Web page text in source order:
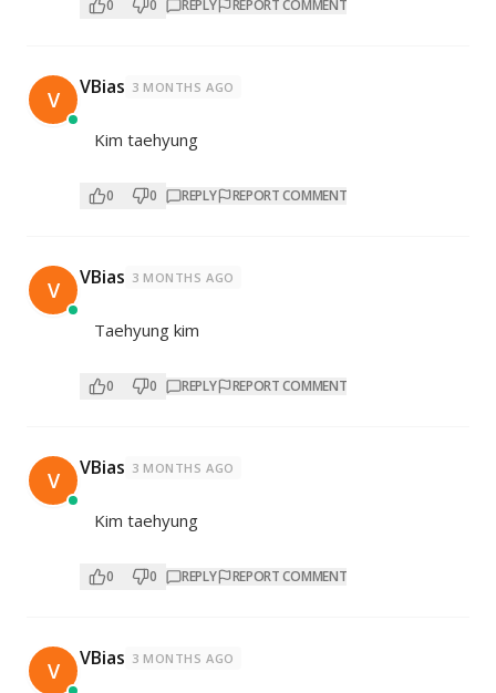
0 0 REPLY REPORT COMMENT
V VBias 3 MONTHS AGO
Kim taehyung
0 0 REPLY REPORT COMMENT
V VBias 3 MONTHS AGO
Taehyung kim
0 0 REPLY REPORT COMMENT
V VBias 3 MONTHS AGO
Kim taehyung
0 0 REPLY REPORT COMMENT
V VBias 3 MONTHS AGO